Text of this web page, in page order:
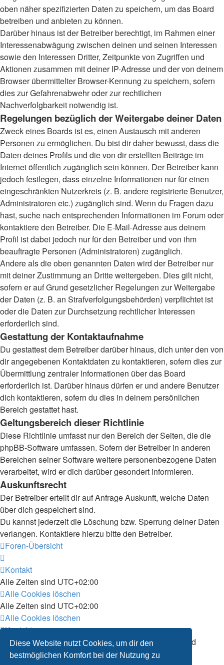
Diese Website nutzt Cookies, um dir den
bestmöglichen Komfort bei der Nutzung zu
oben näher spezifizierten Daten zu speichern, um das Board
betreiben und anbieten zu können.
Darüber hinaus ist der Betreiber berechtigt, im Rahmen einer
Interessenabwägung zwischen deinen und seinen Interessen
sowie den Interessen Dritter, Zeitpunkte von Zugriffen und
Aktionen zusammen mit deiner IP-Adresse und der von deinem
Browser übermittelter Browser-Kennung zu speichern, sofern
dies zur Gefahrenabwehr oder zur rechtlichen
Nachverfolgbarkeit notwendig ist.
Regelungen bezüglich der Weitergabe deiner Daten
Zweck eines Boards ist es, einen Austausch mit anderen
Personen zu ermöglichen. Du bist dir daher bewusst, dass die
Daten deines Profils und die von dir erstellten Beiträge im
Internet öffentlich zugänglich sein können. Der Betreiber kann
jedoch festlegen, dass einzelne Informationen nur für einen
eingeschränkten Nutzerkreis (z. B. andere registrierte Benutzer,
Administratoren etc.) zugänglich sind. Wenn du Fragen dazu
hast, suche nach entsprechenden Informationen im Forum oder
kontaktiere den Betreiber. Die E-Mail-Adresse aus deinem
Profil ist dabei jedoch nur für den Betreiber und von ihm
beauftragte Personen (Administratoren) zugänglich.
Andere als die oben genannten Daten wird der Betreiber nur
mit deiner Zustimmung an Dritte weitergeben. Dies gilt nicht,
sofern er auf Grund gesetzlicher Regelungen zur Weitergabe
der Daten (z. B. an Strafverfolgungsbehörden) verpflichtet ist
oder die Daten zur Durchsetzung rechtlicher Interessen
erforderlich sind.
Gestattung der Kontaktaufnahme
Du gestattest dem Betreiber darüber hinaus, dich unter den von
dir angegebenen Kontaktdaten zu kontaktieren, sofern dies zur
Übermittlung zentraler Informationen über das Board
erforderlich ist. Darüber hinaus dürfen er und andere Benutzer
dich kontaktieren, sofern du dies in deinem persönlichen
Bereich gestattet hast.
Geltungsbereich dieser Richtlinie
Diese Richtlinie umfasst nur den Bereich der Seiten, die die
phpBB-Software umfassen. Sofern der Betreiber in anderen
Bereichen seiner Software weitere personenbezogene Daten
verarbeitet, wird er dich darüber gesondert informieren.
Auskunftsrecht
Der Betreiber erteilt dir auf Anfrage Auskunft, welche Daten
über dich gespeichert sind.
Du kannst jederzeit die Löschung bzw. Sperrung deiner Daten
verlangen. Kontaktiere hierzu bitte den Betreiber.
Foren-Übersicht
Kontakt
Alle Zeiten sind UTC+02:00
Alle Cookies löschen
Alle Zeiten sind UTC+02:00
Alle Cookies löschen
Kontakt
Powered byphpBB® Forum Software © phpBB Limited
Deutsche Übersetzung durch phpBB.de